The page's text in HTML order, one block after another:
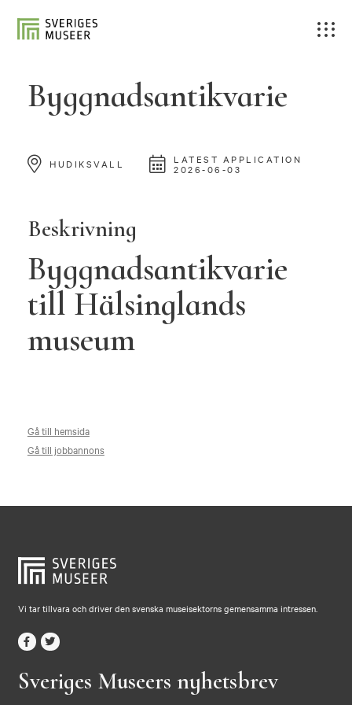
Byggnadsantikvarie
HUDIKSVALL
LATEST APPLICATION
2026-06-03
Beskrivning
Byggnadsantikvarie
till Hälsinglands
museum
Gå till hemsida
Gå till jobbannons
Vi tar tillvara och driver den svenska museisektorns gemensamma intressen.
Sveriges Museers nyhetsbrev